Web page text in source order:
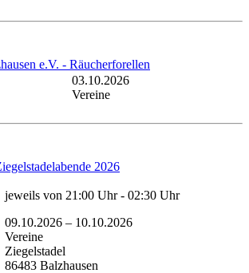
e.V. - Räucherforellen
03.10.2026
Vereine
2026
jeweils von 21:00 Uhr - 02:30 Uhr
09.10.2026 – 10.10.2026
Vereine
Ziegelstadel
86483 Balzhausen